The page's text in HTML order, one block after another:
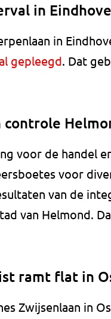
in
in
gepleegd. Dat
controle
voor de handel
voor
van de
van Helmond.
ramt flat in
Zwijsenlaan in